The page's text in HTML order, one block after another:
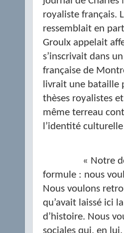
royaliste français.
ressemblait en
Groulx appelait
s’inscrivait dans
française de
livrait une bataille
thèses royalistes
même terreau
l’identité
« Notre
formule : nous
Nous voulons
qu’avait laissé ici
d’histoire. Nous
sociales qui, en